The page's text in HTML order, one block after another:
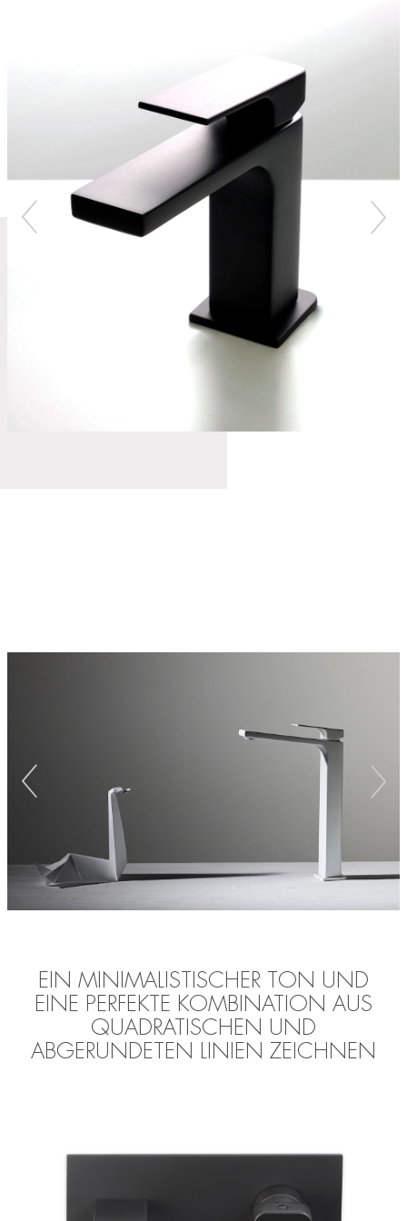
EIN MINIMALISTISCHER TON UND
EINE PERFEKTE KOMBINATION AUS
QUADRATISCHEN UND
ABGERUNDETEN LINIEN ZEICHNEN